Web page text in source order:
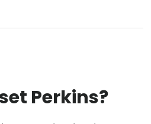
Perkins?